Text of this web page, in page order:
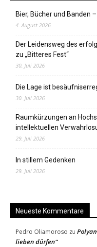
Bier, Bücher und Banden
4. August 2026
Der Leidensweg des
zu „Bitteres Fest“
30. Juli 2026
Die Lage ist
30. Juli 2026
Raumkürzungen an
intellektuellen
29. Juli 2026
In stillem Gedenken
29. Juli 2026
Neueste Kommentare
Pedro Oliamoroso zu
lieben dürfen“